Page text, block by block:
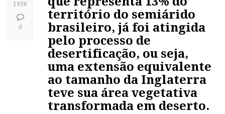
território do semiárido
brasileiro, já foi atingida
pelo processo de
desertificação, ou seja,
uma extensão equivalente
ao tamanho da Inglaterra
teve sua área vegetativa
transformada em deserto.
1936
0